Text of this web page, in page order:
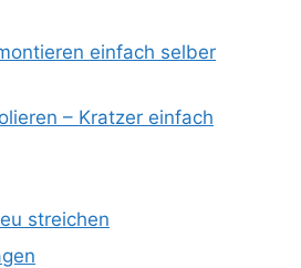
einfach selber
– Kratzer einfach
streichen